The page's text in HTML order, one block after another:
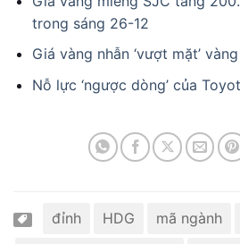
trong sáng 26-12
Giá vàng nhẫn ‘vượt mặt’
Nỗ lực ‘ngược dòng’ của
đỉnh HDG mã ngành